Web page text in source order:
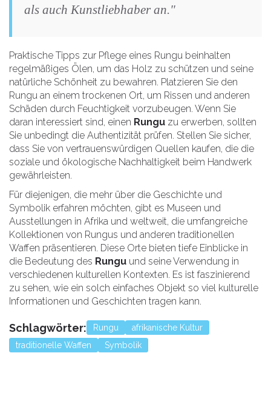
als auch Kunstliebhaber an."
Praktische Tipps zur Pflege eines Rungu beinhalten
regelmäßiges Ölen, um das Holz zu schützen und seine
natürliche Schönheit zu bewahren. Platzieren Sie den
Rungu an einem trockenen Ort, um Rissen und anderen
Schäden durch Feuchtigkeit vorzubeugen. Wenn Sie
daran interessiert sind, einen Rungu zu erwerben, sollten
Sie unbedingt die Authentizität prüfen. Stellen Sie sicher,
dass Sie von vertrauenswürdigen Quellen kaufen, die die
soziale und ökologische Nachhaltigkeit beim Handwerk
gewährleisten.
Für diejenigen, die mehr über die Geschichte und
Symbolik erfahren möchten, gibt es Museen und
Ausstellungen in Afrika und weltweit, die umfangreiche
Kollektionen von Rungus und anderen traditionellen
Waffen präsentieren. Diese Orte bieten tiefe Einblicke in
die Bedeutung des Rungu und seine Verwendung in
verschiedenen kulturellen Kontexten. Es ist faszinierend
zu sehen, wie ein solch einfaches Objekt so viel kulturelle
Informationen und Geschichten tragen kann.
Schlagwörter: Rungu
afrikanische Kultur
traditionelle Waffen
Symbolik